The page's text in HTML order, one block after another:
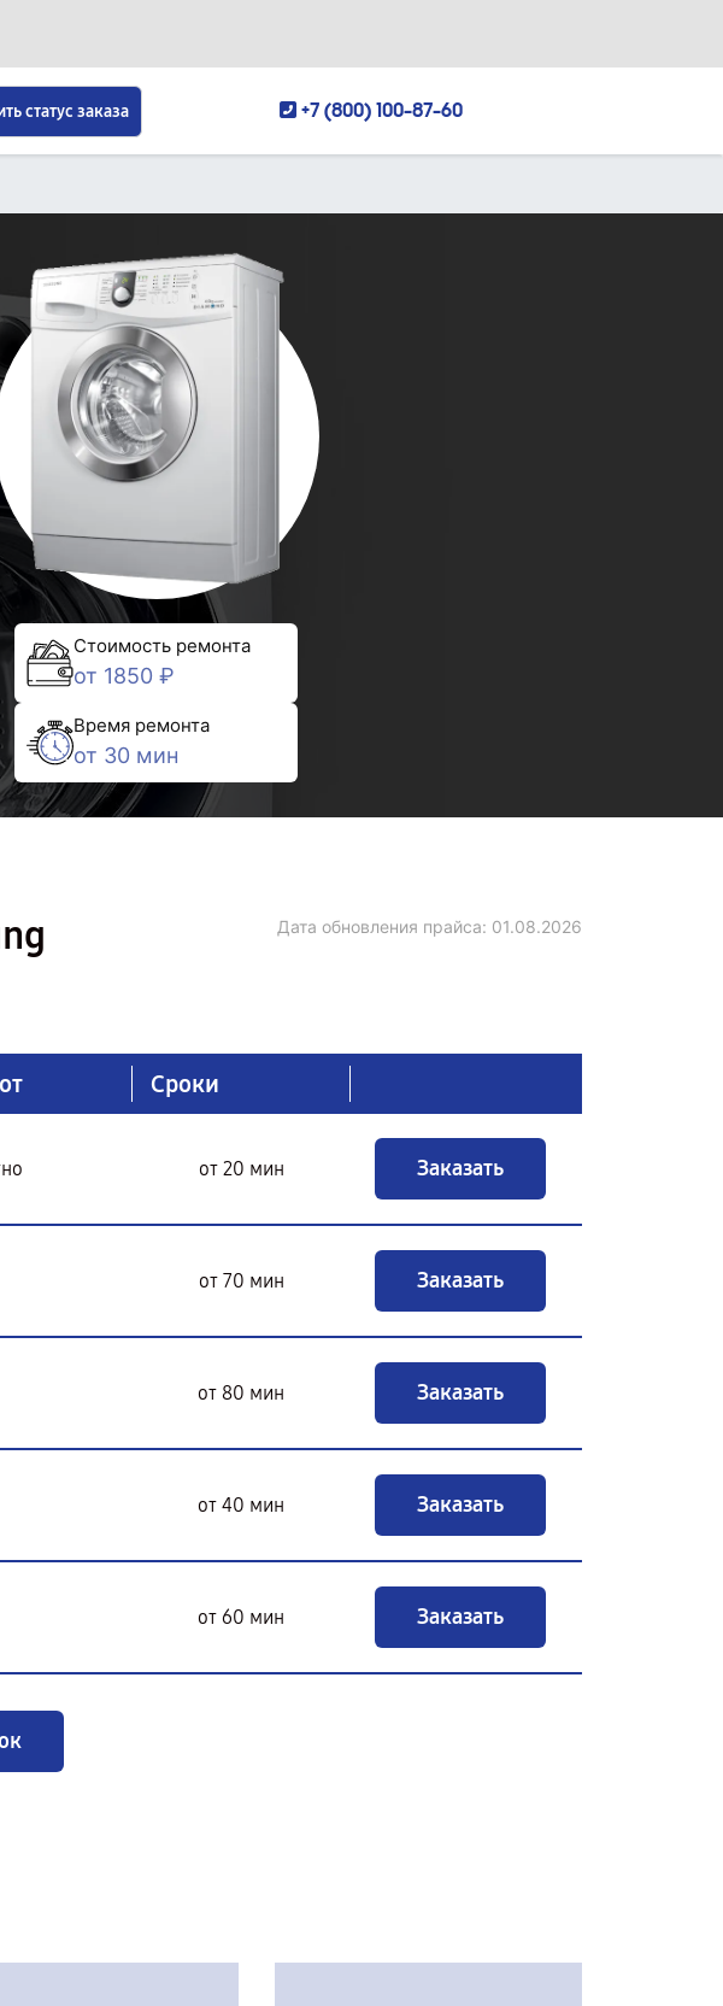
статус заказа +7 (800) 100-87-60
Стоимость ремонта
от 1850 ₽
Время ремонта
от 30 мин
Дата обновления прайса: 01.08.2026
Сроки
от 20 мин Заказать
от 70 мин Заказать
от 80 мин Заказать
от 40 мин Заказать
от 60 мин Заказать